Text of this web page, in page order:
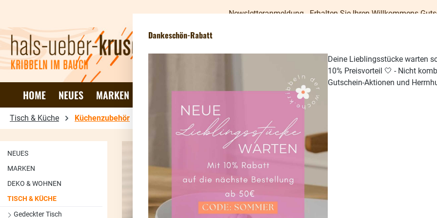
Newsletteranmeldung - Erhalten Sie Ihren Willkommens-Gutschein im Wert von
HOME NEUES MARKEN DEKO & WOHNEN TISCH & KÜCHE GESCHENKE
Tisch & Küche Küchenzubehör
NEUES
MARKEN
DEKO & WOHNEN
TISCH & KÜCHE
Gedeckter Tisch
Dankeschön-Rabatt
Deine Lieblingsstücke warten
10% Preisvorteil 🤍 - Nicht
Gutschein-Aktionen und